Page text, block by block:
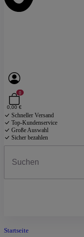
0
0,00 €
Schneller Versand
Top-Kundenservice
Große Auswahl
Sicher bezahlen
Startseite